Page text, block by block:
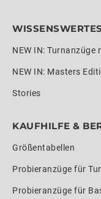
WISSENSWERTES
NEW IN: Turnanzüge
NEW IN: Masters
Stories
KAUFHILFE &
Größentabellen
Probieranzüge für
Probieranzüge für